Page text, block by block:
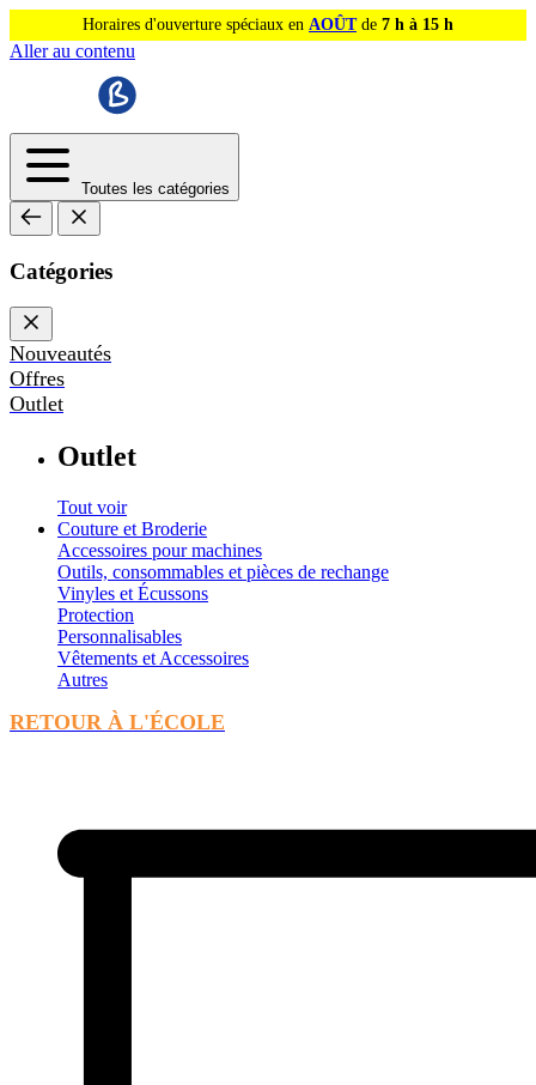
Horaires d'ouverture spéciaux en AOÛTde 7 h à 15 h
Aller au contenu
Toutes les catégories
Catégories
Nouveautés
Offres
Outlet
Outlet
Tout voir
Couture et Broderie
Accessoires pour machines
Outils, consommables et pièces de rechange
Vinyles et Écussons
Protection
Personnalisables
Vêtements et Accessoires
Autres
RETOUR À L'ÉCOLE